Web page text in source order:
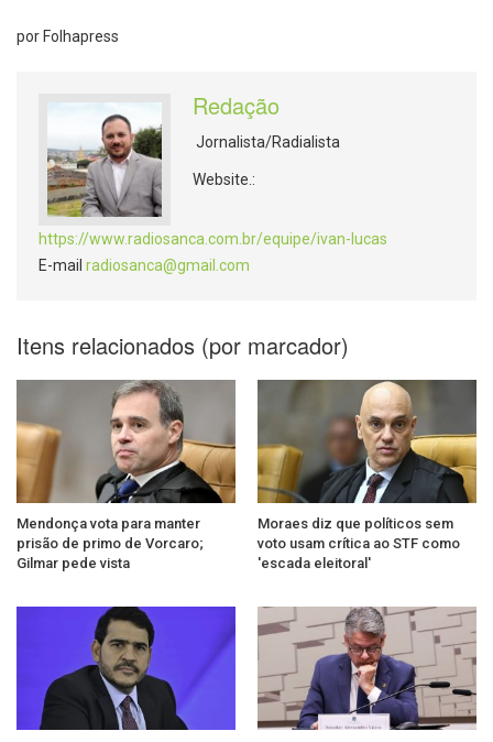
por Folhapress
Redação
Jornalista/Radialista
Website.:
https://www.radiosanca.com.br/equipe/ivan-lucas
E-mail radiosanca@gmail.com
Itens relacionados (por marcador)
Mendonça vota para manter
prisão de primo de Vorcaro;
Gilmar pede vista
Moraes diz que políticos sem
voto usam crítica ao STF como
'escada eleitoral'